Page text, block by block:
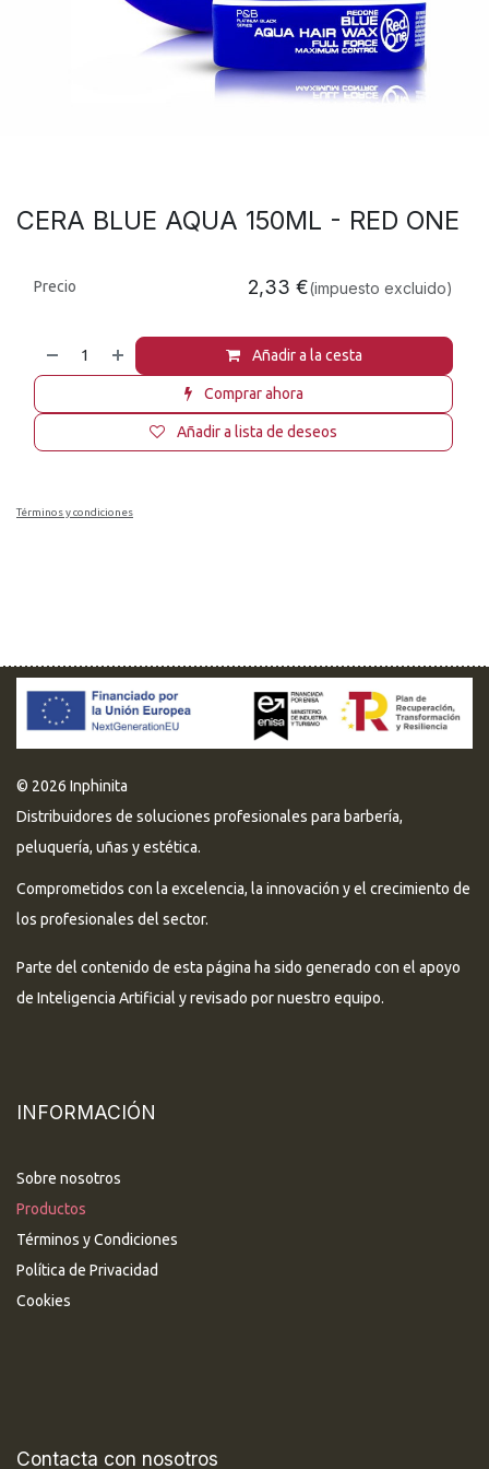
CERA BLUE AQUA 150ML - RED ONE
Añadir a la cesta
Comprar ahora
Añadir a lista de deseos
Precio 2,33 €(impuesto excluido)
Términos y condiciones
© 2026 Inphinita
Distribuidores de soluciones profesionales para barbería,
peluquería, uñas y estética.
Comprometidos con la excelencia, la innovación y el crecimiento de
los profesionales del sector.
Parte del contenido de esta página ha sido generado con el apoyo
de Inteligencia Artificial y revisado por nuestro equipo.
INFORMACIÓN
Sobre nosotros
Productos
Términos y Condiciones
Política de Privacidad
Cookies
Contacta con nosotros